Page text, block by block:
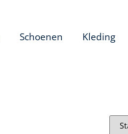
Schoenen Kleding